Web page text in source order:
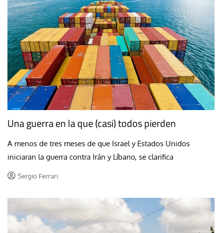
Una guerra en la que (casi) todos pierden
A menos de tres meses de que Israel y Estados Unidos
iniciaran la guerra contra Irán y Líbano, se clarifica
Sergio Ferrari